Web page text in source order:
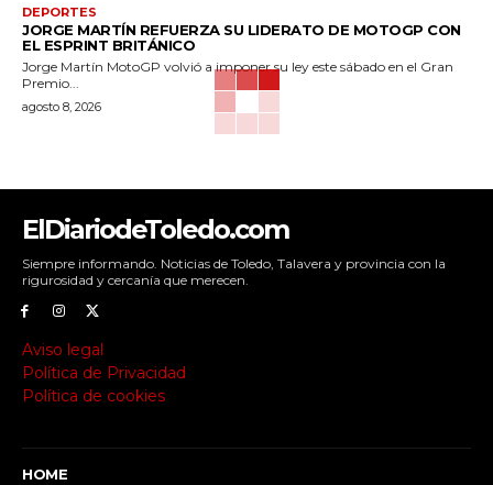
DEPORTES
JORGE MARTÍN REFUERZA SU LIDERATO DE MOTOGP CON
EL ESPRINT BRITÁNICO
Jorge Martín MotoGP volvió a imponer su ley este sábado en el Gran
Premio...
agosto 8, 2026
ElDiariodeToledo.com
Siempre informando. Noticias de Toledo, Talavera y provincia con la
rigurosidad y cercanía que merecen.
Aviso legal
Política de Privacidad
Política de cookies
HOME